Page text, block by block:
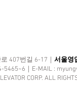
407번길 6-17｜ 서울영
5465~6｜E-MAIL :
CORP. ALL